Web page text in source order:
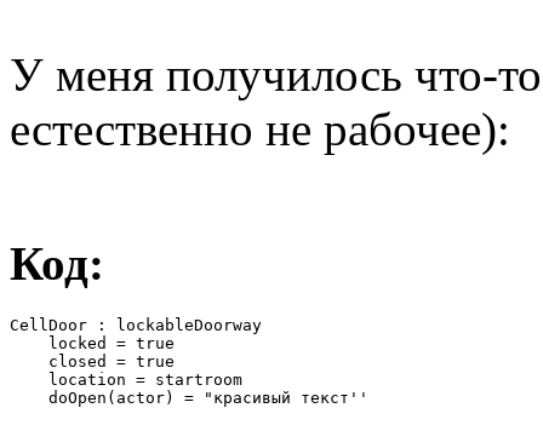
У меня получилось что-
естественно не рабочее):
Код:
CellDoor : lockableDoorway
    locked = true
    closed = true
    location = startroom
    doOpen(actor) = "красивый текст''